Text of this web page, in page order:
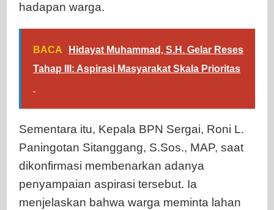
hadapan warga.
BACA
Hidayat Muhammad, S.H. Gelar Reses
Tahap III: Aspirasi Masyarakat Skala Prioritas
Sementara itu, Kepala BPN Sergai, Roni L.
Paningotan Sitanggang, S.Sos., MAP, saat
dikonfirmasi membenarkan adanya
penyampaian aspirasi tersebut. Ia
menjelaskan bahwa warga meminta lahan